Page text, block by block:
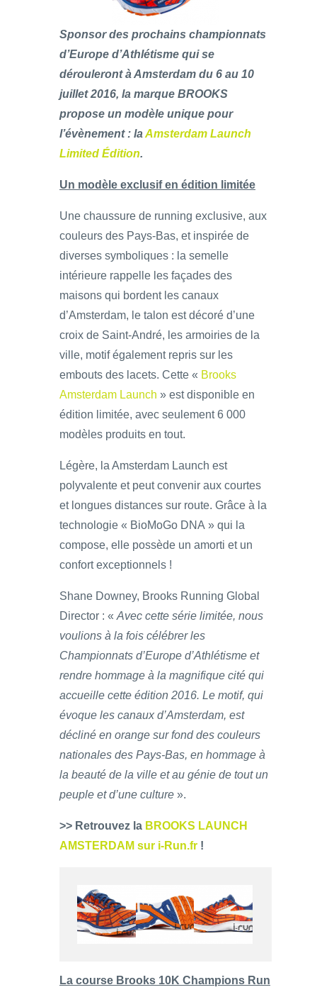
Sponsor des prochains championnats
d’Europe d’Athlétisme qui se
dérouleront à Amsterdam du 6 au 10
juillet 2016, la marque BROOKS
propose un modèle unique pour
l’évènement : laAmsterdam Launch
Limited Édition.
Un modèle exclusif en édition limitée
Une chaussure de running exclusive, aux
couleurs des Pays-Bas, et inspirée de
diverses symboliques : la semelle
intérieure rappelle les façades des
maisons qui bordent les canaux
d’Amsterdam, le talon est décoré d’une
croix de Saint-André, les armoiries de la
ville, motif également repris sur les
embouts des lacets. Cette « Brooks
Amsterdam Launch » est disponible en
édition limitée, avec seulement 6 000
modèles produits en tout.
Légère, la Amsterdam Launch est
polyvalente et peut convenir aux courtes
et longues distances sur route. Grâce à la
technologie « BioMoGo DNA » qui la
compose, elle possède un amorti et un
confort exceptionnels !
Shane Downey, Brooks Running Global
Director : « Avec cette série limitée, nous
voulions à la fois célébrer les
Championnats d’Europe d’Athlétisme et
rendre hommage à la magnifique cité qui
accueille cette édition 2016. Le motif, qui
évoque les canaux d’Amsterdam, est
décliné en orange sur fond des couleurs
nationales des Pays-Bas, en hommage à
la beauté de la ville et au génie de tout un
peuple et d’une culture ».
>> Retrouvez la BROOKS LAUNCH
AMSTERDAM sur i-Run.fr !
La course Brooks 10K Champions Run